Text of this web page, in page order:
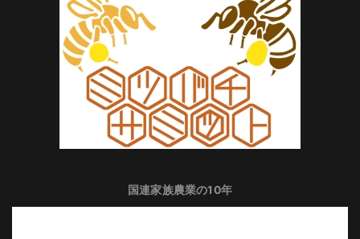
国連家族農業の10年